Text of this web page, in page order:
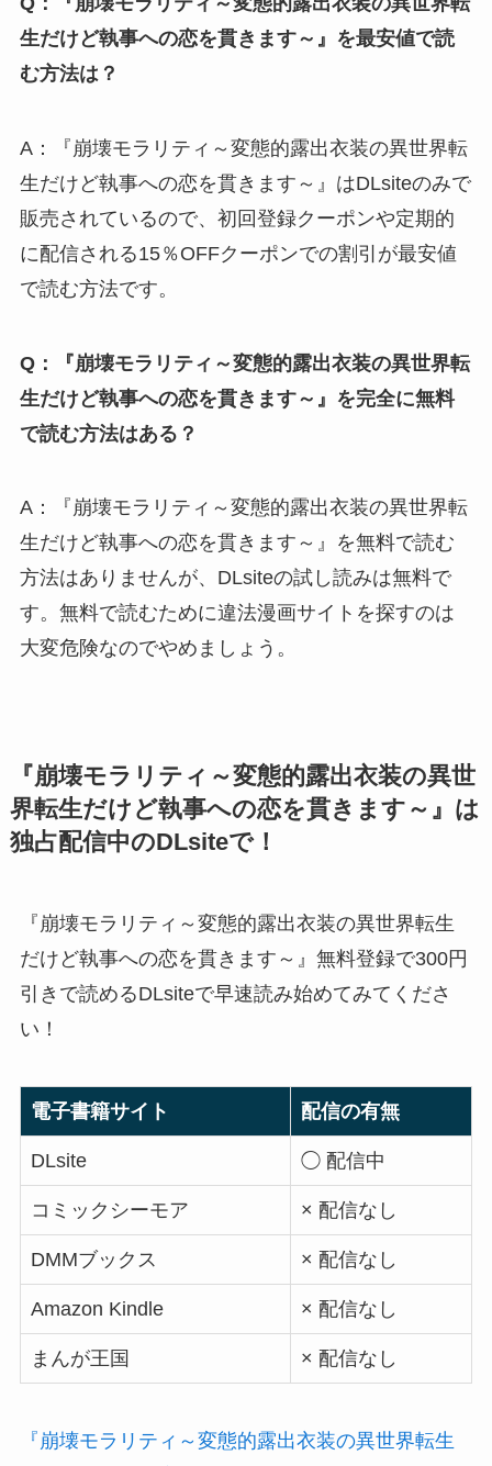
生だけど執事への恋を貫きます～』を最安値で読
む方法は？
A：『崩壊モラリティ～変態的露出衣装の異世界転
生だけど執事への恋を貫きます～』はDLsiteのみで
販売されているので、初回登録クーポンや定期的
に配信される15％OFFクーポンでの割引が最安値
で読む方法です。
Q：『崩壊モラリティ～変態的露出衣装の異世界転
生だけど執事への恋を貫きます～』を完全に無料
で読む方法はある？
A：『崩壊モラリティ～変態的露出衣装の異世界転
生だけど執事への恋を貫きます～』を無料で読む
方法はありませんが、DLsiteの試し読みは無料で
す。無料で読むために違法漫画サイトを探すのは
大変危険なのでやめましょう。
『崩壊モラリティ～変態的露出衣装の異世
界転生だけど執事への恋を貫きます～』は
独占配信中のDLsiteで！
『崩壊モラリティ～変態的露出衣装の異世界転生
だけど執事への恋を貫きます～』無料登録で300円
引きで読めるDLsiteで早速読み始めてみてくださ
い！
電子書籍サイト 配信の有無
DLsite ◯ 配信中
コミックシーモア × 配信なし
DMMブックス × 配信なし
Amazon Kindle × 配信なし
まんが王国 × 配信なし
『崩壊モラリティ～変態的露出衣装の異世界転生